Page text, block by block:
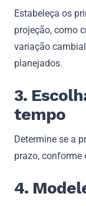
Estabeleça os
projeção, como
variação
planejados.
3.
tempo
Determine se a
prazo, conforme
4.